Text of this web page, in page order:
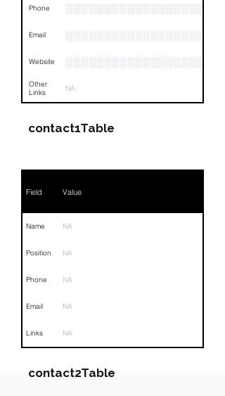
Phone
Email ░░░░░░░░░░░░░░░░░░
Website
Other
Links
NA
contact1Table
Field Value
Name NA
Position NA
Phone NA
Email NA
Links NA
contact2Table